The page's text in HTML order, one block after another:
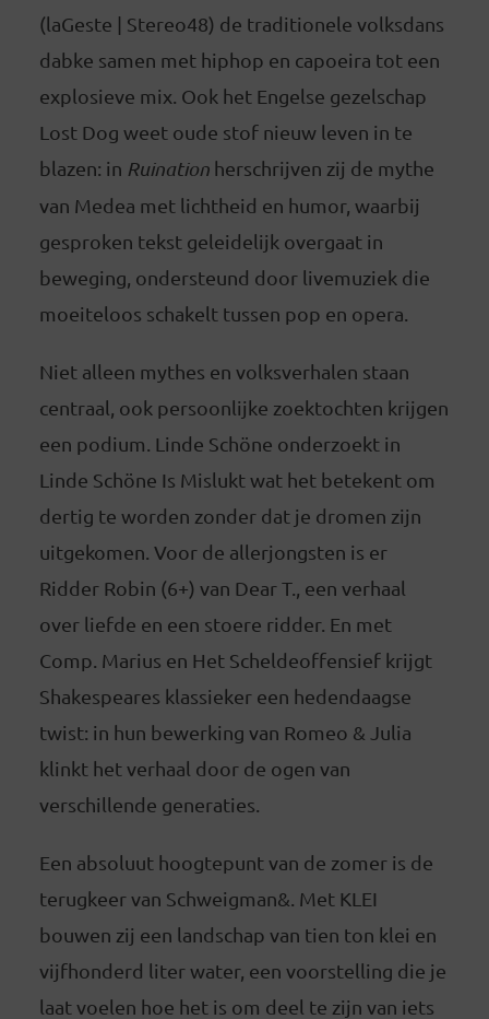
(laGeste | Stereo48) de traditionele volksdans
dabke samen met hiphop en capoeira tot een
explosieve mix. Ook het Engelse gezelschap
Lost Dog weet oude stof nieuw leven in te
blazen: in Ruination herschrijven zij de mythe
van Medea met lichtheid en humor, waarbij
gesproken tekst geleidelijk overgaat in
beweging, ondersteund door livemuziek die
moeiteloos schakelt tussen pop en opera.
Niet alleen mythes en volksverhalen staan
centraal, ook persoonlijke zoektochten krijgen
een podium. Linde Schöne onderzoekt in
Linde Schöne Is Mislukt wat het betekent om
dertig te worden zonder dat je dromen zijn
uitgekomen. Voor de allerjongsten is er
Ridder Robin (6+) van Dear T., een verhaal
over liefde en een stoere ridder. En met
Comp. Marius en Het Scheldeoffensief krijgt
Shakespeares klassieker een hedendaagse
twist: in hun bewerking van Romeo & Julia
klinkt het verhaal door de ogen van
verschillende generaties.
Een absoluut hoogtepunt van de zomer is de
terugkeer van Schweigman&. Met KLEI
bouwen zij een landschap van tien ton klei en
vijfhonderd liter water, een voorstelling die je
laat voelen hoe het is om deel te zijn van iets